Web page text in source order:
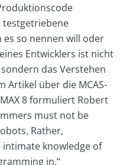
testgetriebene
es so nennen will oder
Entwicklers ist nicht
das Verstehen
Artikel über die MCAS-
8 formuliert Robert
must not be
Rather,
knowledge of
in.“